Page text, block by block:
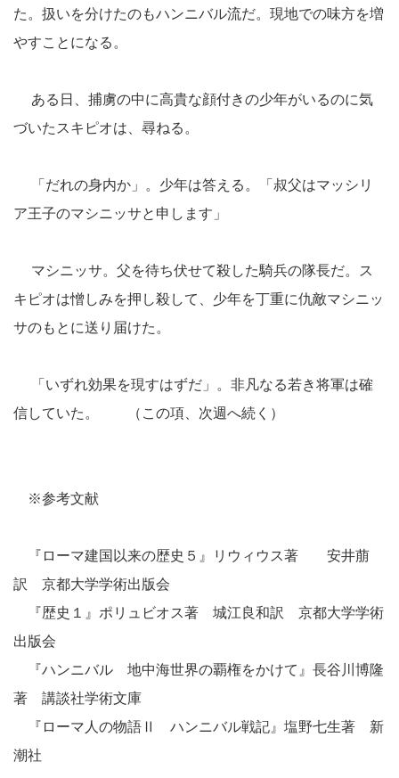
た。扱いを分けたのもハンニバル流だ。現地での味方を増
やすことになる。
ある日、捕虜の中に高貴な顔付きの少年がいるのに気
づいたスキピオは、尋ねる。
「だれの身内か」。少年は答える。「叔父はマッシリ
ア王子のマシニッサと申します」
マシニッサ。父を待ち伏せて殺した騎兵の隊長だ。ス
キピオは憎しみを押し殺して、少年を丁重に仇敵マシニッ
サのもとに送り届けた。
「いずれ効果を現すはずだ」。非凡なる若き将軍は確
信していた。 （この項、次週へ続く）
※参考文献
『ローマ建国以来の歴史５』リウィウス著 安井萠
訳 京都大学学術出版会
『歴史１』ポリュビオス著 城江良和訳 京都大学学術
出版会
『ハンニバル 地中海世界の覇権をかけて』長谷川博隆
著 講談社学術文庫
『ローマ人の物語Ⅱ ハンニバル戦記』塩野七生著 新
潮社